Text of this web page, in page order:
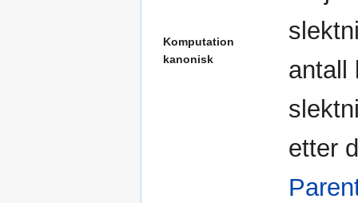
Komputation
kanonisk
antall
etter